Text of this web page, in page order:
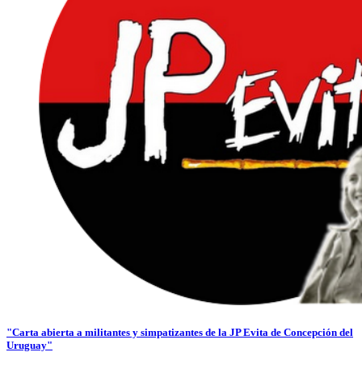
"Carta abierta a militantes y simpatizantes de la JP Evita de Concepción del
Uruguay"